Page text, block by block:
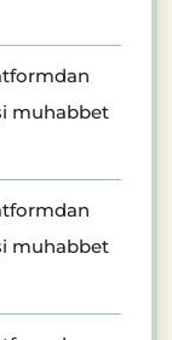
muhabbet
muhabbet